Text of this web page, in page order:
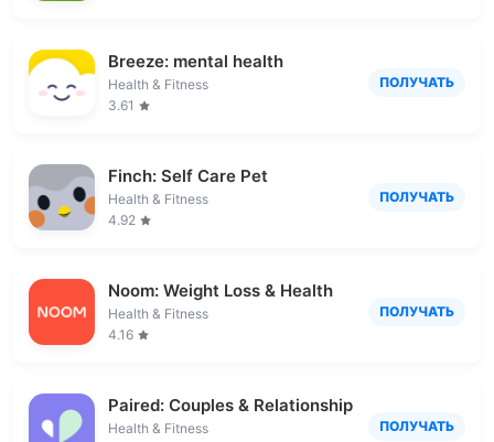
Breeze: mental health
Health & Fitness
3.61
ПОЛУЧАТЬ
Finch: Self Care Pet
Health & Fitness
4.92
ПОЛУЧАТЬ
Noom: Weight Loss & Health
Health & Fitness
4.16
ПОЛУЧАТЬ
Paired: Couples & Relationship
Health & Fitness
ПОЛУЧАТЬ